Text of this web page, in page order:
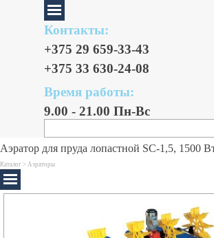
Контакты:
+375 29 659-33-43
+375 33 630-24-08
Время работы:
9.00 - 21.00 Пн-Вс
Аэратор для пруда лопастной SC-1,5, 1500
Каталог > Аэраторы